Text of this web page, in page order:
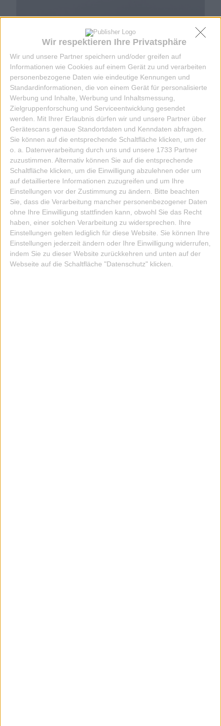
Wir respektieren Ihre Privatsphäre
Wir und unsere Partner speichern und/oder greifen auf
Informationen wie Cookies auf einem Gerät zu und verarbeiten
personenbezogene Daten wie eindeutige Kennungen und
Standardinformationen, die von einem Gerät für personalisierte
Werbung und Inhalte, Werbung und Inhaltsmessung,
Zielgruppenforschung und Serviceentwicklung gesendet
werden. Mit Ihrer Erlaubnis dürfen wir und unsere Partner über
Gerätescans genaue Standortdaten und Kenndaten abfragen.
Sie können auf die entsprechende Schaltfläche klicken, um der
o. a. Datenverarbeitung durch uns und unsere 1733 Partner
zuzustimmen. Alternativ können Sie auf die entsprechende
Schaltfläche klicken, um die Einwilligung abzulehnen oder um
auf detailliertere Informationen zuzugreifen und um Ihre
Einstellungen vor der Zustimmung zu ändern. Bitte beachten
Sie, dass die Verarbeitung mancher personenbezogener Daten
ohne Ihre Einwilligung stattfinden kann, obwohl Sie das Recht
haben, einer solchen Verarbeitung zu widersprechen. Ihre
Einstellungen gelten lediglich für diese Website. Sie können Ihre
Einstellungen jederzeit ändern oder Ihre Einwilligung widerrufen,
indem Sie zu dieser Website zurückkehren und unten auf der
Webseite auf die Schaltfläche "Datenschutz" klicken.
NOTIZBUCH SURFACE M TRANSCENDENCE
28,80 EUR
IN DIE KISTE